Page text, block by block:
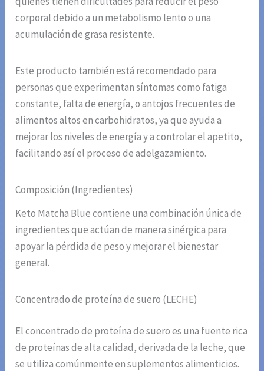
corporal debido a un metabolismo lento o una
acumulación de grasa resistente.
Este producto también está recomendado para
personas que experimentan síntomas como fatiga
constante, falta de energía, o antojos frecuentes de
alimentos altos en carbohidratos, ya que ayuda a
mejorar los niveles de energía y a controlar el apetito,
facilitando así el proceso de adelgazamiento.
Composición (Ingredientes)
Keto Matcha Blue contiene una combinación única de
ingredientes que actúan de manera sinérgica para
apoyar la pérdida de peso y mejorar el bienestar
general.
Concentrado de proteína de suero (LECHE)
El concentrado de proteína de suero es una fuente rica
de proteínas de alta calidad, derivada de la leche, que
se utiliza comúnmente en suplementos alimenticios.